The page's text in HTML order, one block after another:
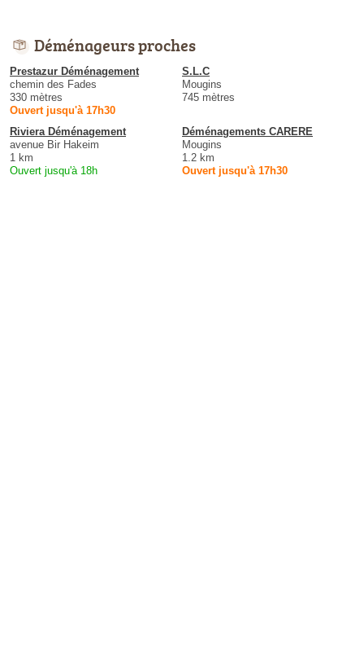
Déménageurs proches
Prestazur Déménagement
chemin des Fades
330 mètres
Ouvert jusqu'à 17h30
S.L.C
Mougins
745 mètres
Riviera Déménagement
avenue Bir Hakeim
1 km
Ouvert jusqu'à 18h
Déménagements CARERE
Mougins
1.2 km
Ouvert jusqu'à 17h30